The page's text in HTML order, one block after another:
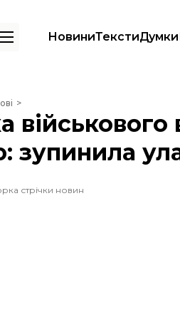
НовиниТекстиДумки
йому життя під час бою:
зупинила
стрічки новин